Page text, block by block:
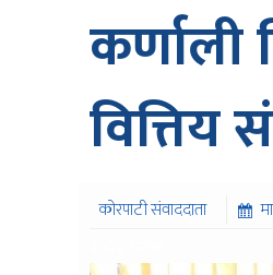
वित्तिय
कोरपाटी संवाददाता